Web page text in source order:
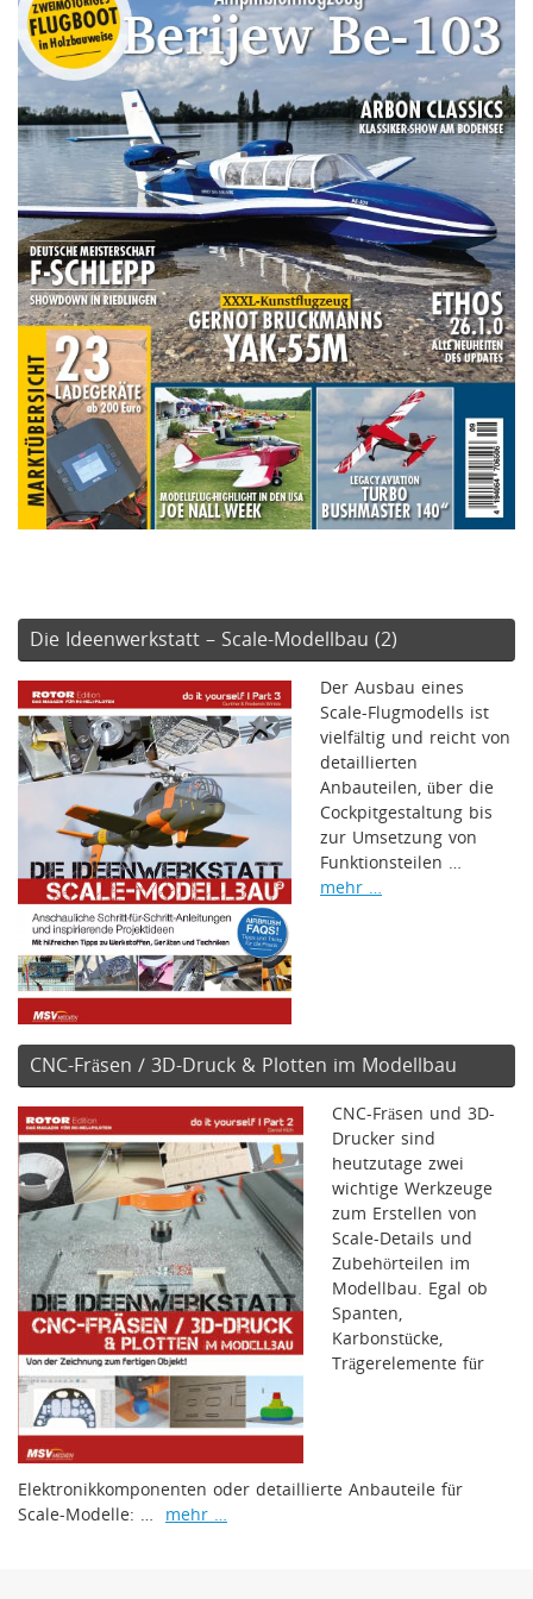
Die Ideenwerkstatt – Scale-Modellbau (2)
Der Ausbau eines
Scale-Flugmodells ist
vielfältig und reicht von
detaillierten
Anbauteilen, über die
Cockpitgestaltung bis
zur Umsetzung von
Funktionsteilen …
mehr …
CNC-Fräsen / 3D-Druck & Plotten im Modellbau
CNC-Fräsen und 3D-
Drucker sind
heutzutage zwei
wichtige Werkzeuge
zum Erstellen von
Scale-Details und
Zubehörteilen im
Modellbau. Egal ob
Spanten,
Karbonstücke,
Trägerelemente für
Elektronikkomponenten oder detaillierte Anbauteile für
Scale-Modelle: … mehr …